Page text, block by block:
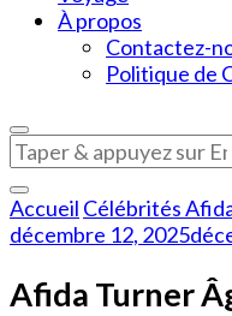
À propos
Contactez-
Politique de
Vous
recherchiez
quelque
chose
?
Accueil Célébrités
décembre 12, 2025
Afida Turner